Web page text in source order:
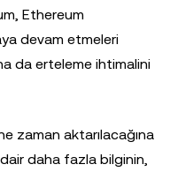
Ethereum
devam etmeleri
da erteleme ihtimalini
zaman aktarılacağına
daha fazla bilginin,